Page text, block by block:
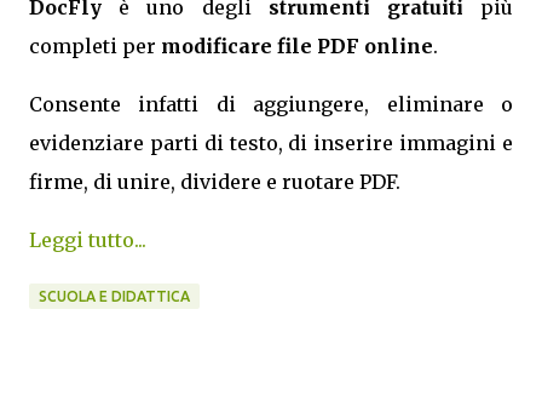
DocFly è uno degli strumenti gratuiti più
completi per modificare file PDF online.
Consente infatti di aggiungere, eliminare o
evidenziare parti di testo, di inserire immagini e
firme, di unire, dividere e ruotare PDF.
Leggi tutto...
SCUOLA E DIDATTICA